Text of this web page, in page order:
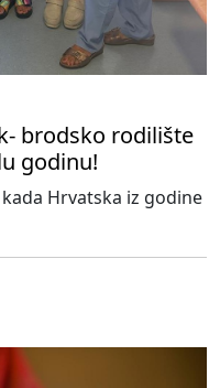
brodsko rodilište
godinu!
kada Hrvatska iz godine